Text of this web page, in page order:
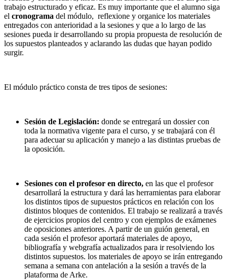
trabajo estructurado y eficaz. Es muy importante que el alumno siga
el cronograma del módulo, reflexione y organice los materiales
entregados con anterioridad a la sesiones y que a lo largo de las
sesiones pueda ir desarrollando su propia propuesta de resolución de
los supuestos planteados y aclarando las dudas que hayan podido
surgir.
El módulo práctico consta de tres tipos de sesiones:
Sesión de Legislación: donde se entregará un dossier con
toda la normativa vigente para el curso, y se trabajará con él
para adecuar su aplicación y manejo a las distintas pruebas de
la oposición.
Sesiones con el profesor en directo, en las que el profesor
desarrollará la estructura y dará las herramientas para elaborar
los distintos tipos de supuestos prácticos en relación con los
distintos bloques de contenidos. El trabajo se realizará a través
de ejercicios propios del centro y con ejemplos de exámenes
de oposiciones anteriores. A partir de un guión general, en
cada sesión el profesor aportará materiales de apoyo,
bibliografía y webgrafía actualizados para ir resolviendo los
distintos supuestos. los materiales de apoyo se irán entregando
semana a semana con antelación a la sesión a través de la
plataforma de Arke.